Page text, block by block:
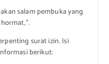
salam pembuka yang
surat izin. Isi
berikut: